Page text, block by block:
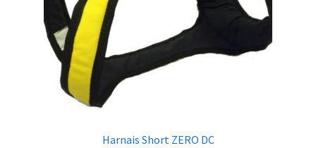
Harnais Short ZERO DC